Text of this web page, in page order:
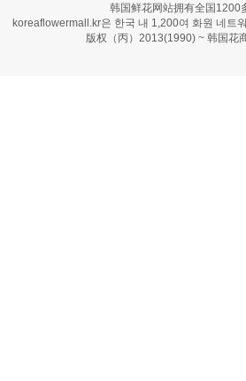
韩国鲜花网站拥有全国1200
koreaflowermall.kr은 한국 내 1,200여 화원 네트
版权（丙）2013(1990) ~ 韩国花